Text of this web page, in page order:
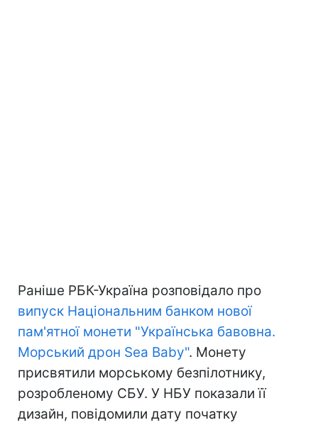
Раніше РБК-Україна розповідало про
випуск Національним банком нової
пам'ятної монети "Українська бавовна.
Морський дрон Sea Baby". Монету
присвятили морському безпілотнику,
розробленому СБУ. У НБУ показали її
дизайн, повідомили дату початку